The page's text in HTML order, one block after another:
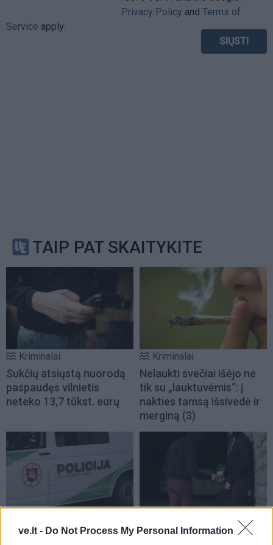
ve.lt - Do Not Process My Personal Information
Privacy Policy and Terms of
Service apply.
TAIP PAT SKAITYKITE
Kriminalai
Sukčių atsiųstą nuorodą
paspaudęs vilnietis
neteko 13,7 tūkst. eurų
Kriminalai
Nelaukti svečiai išėjo ne
tik su „lauktuvėmis“: į
nakties tamsą išsivedė ir
merginą (3)
Negrįžo iš Jūros šventės:
Dviem Klaipėdos